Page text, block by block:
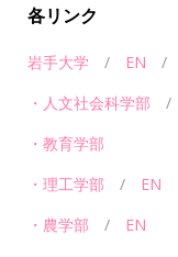
各リンク
岩手大学 / EN /
・人文社会科学部 /
・教育学部
・理工学部 / EN
・農学部 / EN